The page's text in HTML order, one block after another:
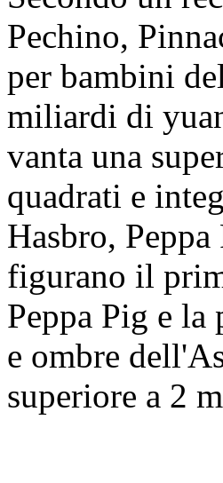
Pechino,
per bambini
miliardi di
vanta una
quadrati e
Hasbro,
figurano il
Peppa Pig e
e ombre
superiore a 2